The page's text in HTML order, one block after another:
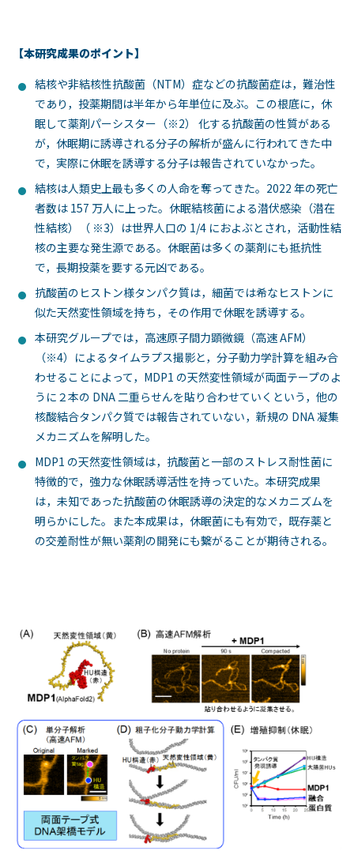
【本研究成果のポイント】
結核や⾮結核性抗酸菌（NTM）症などの抗酸菌症は，難治性
であり，投薬期間は半年から年単位に及ぶ。この根底に，休
眠して薬剤パーシスター（※2） 化する抗酸菌の性質がある
が，休眠期に誘導される分⼦の解析が盛んに⾏われてきた中
で，実際に休眠を誘導する分⼦は報告されていなかった。
結核は⼈類史上最も多くの⼈命を奪ってきた。2022 年の死亡
者数は 157 万⼈に上った。休眠結核菌による潜伏感染（潜在
性結核）（ ※3）は世界⼈⼝の 1/4 におよぶとされ，活動性結
核の主要な発⽣源である。休眠菌は多くの薬剤にも抵抗性
で，⻑期投薬を要する元凶である。
抗酸菌のヒストン様タンパク質は，細菌では希なヒストンに
似た天然変性領域を持ち，その作⽤で休眠を誘導する。
本研究グループでは，⾼速原⼦間⼒顕微鏡（⾼速 AFM）
（※4）によるタイムラプス撮影と，分⼦動⼒学計算を組み合
わせることによって，MDP1 の天然変性領域が両⾯テープのよ
うに２本の DNA ⼆重らせんを貼り合わせていくという，他の
核酸結合タンパク質では報告されていない，新規の DNA 凝集
メカニズムを解明した。
MDP1 の天然変性領域は，抗酸菌と⼀部のストレス耐性菌に
特徴的で，強⼒な休眠誘導活性を持っていた。本研究成果
は，未知であった抗酸菌の休眠誘導の決定的なメカニズムを
明らかにした。また本成果は，休眠菌にも有効で，既存薬と
の交差耐性が無い薬剤の開発にも繋がることが期待される。